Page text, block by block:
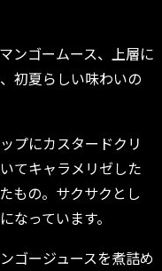
ンゴームース、上層に
初夏らしい味わいの
プにカスタードクリ
てキャラメリゼした
もの。サクサクとし
なっています。
ゴージュースを煮詰め